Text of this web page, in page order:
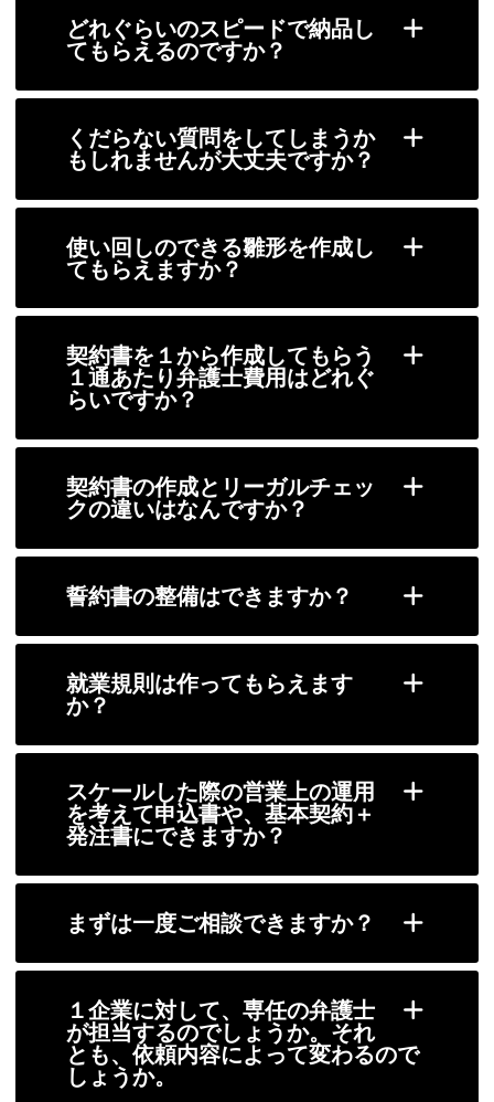
どれぐらいのスピードで納品し
てもらえるのですか？
くだらない質問をしてしまうか
もしれませんが大丈夫ですか？
使い回しのできる雛形を作成し
てもらえますか？
契約書を１から作成してもらう
１通あたり弁護士費用はどれぐ
らいですか？
契約書の作成とリーガルチェッ
クの違いはなんですか？
誓約書の整備はできますか？
就業規則は作ってもらえます
か？
スケールした際の営業上の運用
を考えて申込書や、基本契約＋
発注書にできますか？
まずは一度ご相談できますか？
１企業に対して、専任の弁護士
が担当するのでしょうか。それ
とも、依頼内容によって変わるので
しょうか。